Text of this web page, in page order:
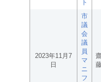
ト
2023年11月7
日
市
議
会
議
員
マ
ニ
フ